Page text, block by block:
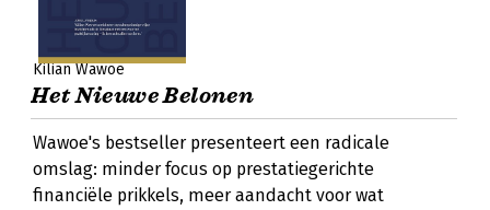
Kilian Wawoe
Het Nieuwe Belonen
Wawoe's bestseller presenteert een radicale
omslag: minder focus op prestatiegerichte
financiële prikkels, meer aandacht voor wat